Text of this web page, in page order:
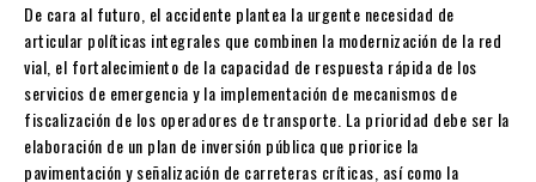
De cara al futuro, el accidente plantea la urgente necesidad de
articular políticas integrales que combinen la modernización de la red
vial, el fortalecimiento de la capacidad de respuesta rápida de los
servicios de emergencia y la implementación de mecanismos de
fiscalización de los operadores de transporte. La prioridad debe ser la
elaboración de un plan de inversión pública que priorice la
pavimentación y señalización de carreteras críticas, así como la